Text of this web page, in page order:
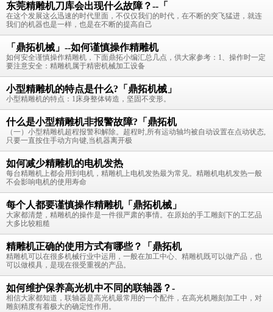
东莞精雕机刀库会出现什么故障？--「
在这个发展这么迅速的时代里面，不仅仅我们的时代，在不断的突飞猛进，就连
我们的机器也是一样，也是在不断的提高自己
「鼎拓机械」--如何谨慎操作精雕机
如何安全谨慎操作精雕机，下面鼎拓小编汇总几点，供大家参考：1、操作时一定
要注意安全：精雕机属于精密机械加工设备
小型精雕机的特点是什么?「鼎拓机械」
小型精雕机的特点：1床身整体铸造，坚固不变形。
什么是小型精雕机非报警故障?「鼎拓机
（一）小型精雕机超程报警和解除。超程时,所有运动轴均被自动设置在点动状态,
只要一直按住手动方向键,当机器离开极
如何减少精雕机的电机发热
每台精雕机上都会用到电机，精雕机上电机发热最为常见。精雕机电机发热一般
不会影响电机的使用寿命
每个人都要谨慎操作精雕机「鼎拓机械」
大家都清楚，精雕机的操作是一件很严肃的事情。在原始的手工雕刻下的工艺品
大多比较粗糙
精雕机正确的使用方式有哪些？「鼎拓机
精雕机可以在很多机械行业中运用，一般在加工中心、精雕机既可以做产品，也
可以做模具，是现在很受重视的产品。
如何维护保养高光机中不同的联轴器？-
相信大家都知道，联轴器是高光机最常用的一个配件，在高光机雕刻加工中，对
雕刻精度有着极大的确定性作用。